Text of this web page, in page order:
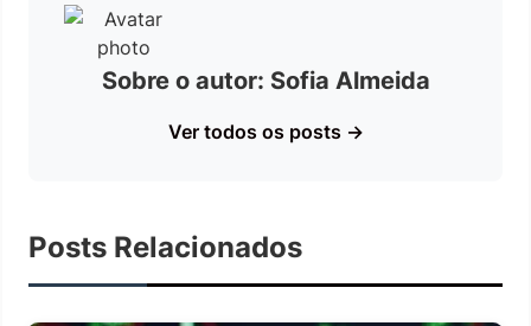
Sobre o autor: Sofia Almeida
Ver todos os posts →
Posts Relacionados